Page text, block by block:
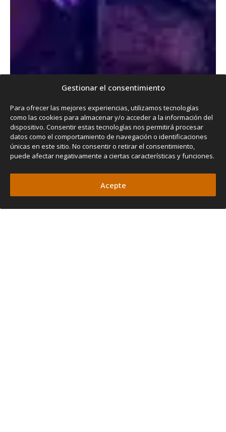
Gestionar el consentimiento
Para ofrecer las mejores experiencias, utilizamos tecnologías
como las cookies para almacenar y/o acceder a la información del
dispositivo. Consentir estas tecnologías nos permitirá procesar
datos como el comportamiento de navegación o identificaciones
únicas en este sitio. No consentir o retirar el consentimiento,
puede afectar negativamente a ciertas características y funciones.
Acepte